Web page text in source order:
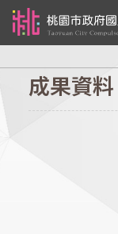
成果資料